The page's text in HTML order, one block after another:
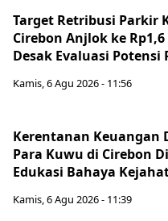
Target Retribusi Parkir
Cirebon Anjlok ke Rp1,6
Desak Evaluasi Potensi
Kamis, 6 Agu 2026 - 11:56
Kerentanan Keuangan
Para Kuwu di Cirebon
Edukasi Bahaya
Kamis, 6 Agu 2026 - 11:39